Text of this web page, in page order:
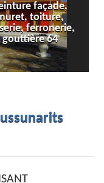
façade,
toiture,
ferronerie,
gouttière 64